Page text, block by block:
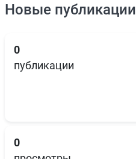
Новые публикации
0
публикации
0